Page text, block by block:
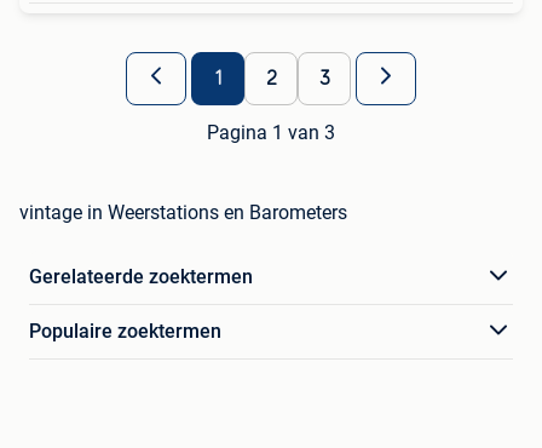
1 2 3
Pagina 1 van 3
vintage in Weerstations en Barometers
Gerelateerde zoektermen
Populaire zoektermen